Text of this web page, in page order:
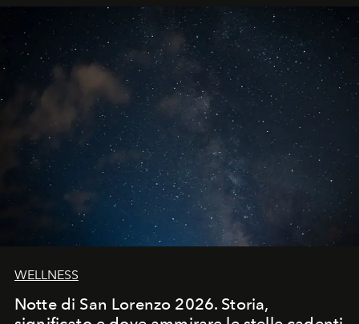
WELLNESS
Notte di San Lorenzo 2026. Storia,